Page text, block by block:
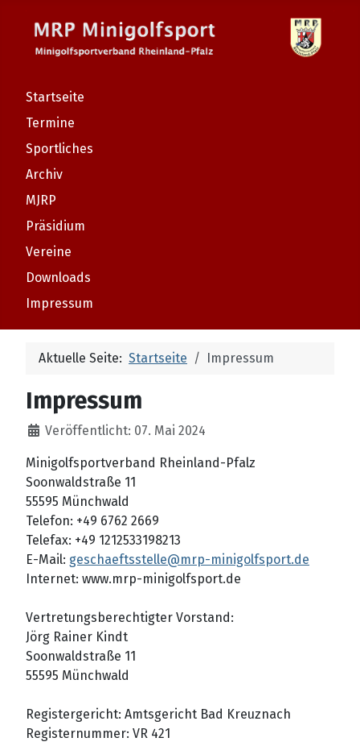
Startseite
Termine
Sportliches
Archiv
MJRP
Präsidium
Vereine
Downloads
Impressum
Aktuelle Seite: Startseite Impressum
Impressum
Veröffentlicht: 07. Mai 2024
Minigolfsportverband Rheinland-Pfalz
Soonwaldstraße 11
55595 Münchwald
Telefon: +49 6762 2669
Telefax: +49 1212533198213
E-Mail: geschaeftsstelle@mrp-minigolfsport.de
Internet: www.mrp-minigolfsport.de
Vertretungsberechtigter Vorstand:
Jörg Rainer Kindt
Soonwaldstraße 11
55595 Münchwald
Registergericht: Amtsgericht Bad Kreuznach
Registernummer: VR 421